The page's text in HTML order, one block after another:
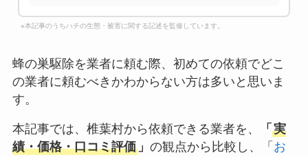
※本記事のうちハチの生態・被害に関する記述を監修しています。
蜂の巣駆除を業者に頼む際、初めての依頼でどこ
の業者に頼むべきかわからない方は多いと思いま
す。
本記事では、椎葉村から依頼できる業者を、 「 実
績・価格・口コミ評価」 の観点から比較し、「 お